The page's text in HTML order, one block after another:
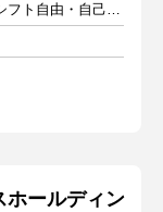
週1日以上 1日4.5時間以上 シフト自由・自己申告
ホールディン